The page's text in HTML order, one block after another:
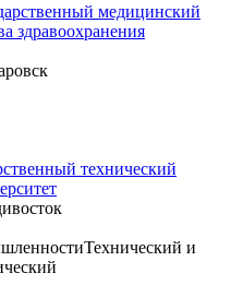
медицинский
здравоохранения
технический
Технический и